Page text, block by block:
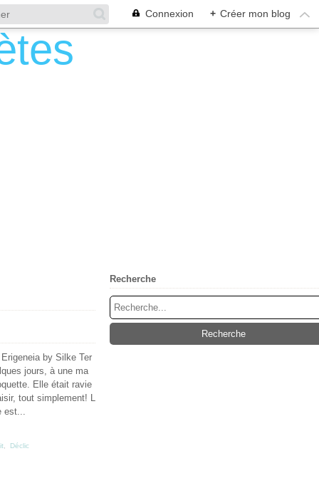
Connexion + Créer mon blog
by Silke Ter
jours, à une ma
Elle était ravie
tout simplement! L
est...
Déclic
Recherche